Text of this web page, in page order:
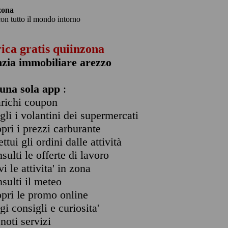
tutto il mondo intorno
gratis quiinzona
immobiliare arezzo
sola app :
coupon
i volantini dei supermercati
i prezzi carburante
gli ordini dalle attività
le offerte di lavoro
le attivita' in zona
il meteo
le promo online
consigli e curiosita'
servizi